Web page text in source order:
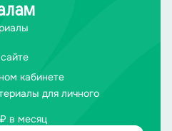
кабинете
для личного
в месяц